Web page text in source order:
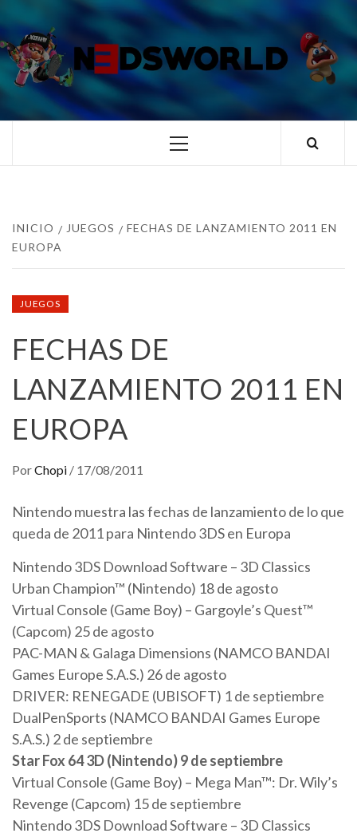
al
contenido
TUS ESPECIALISTAS EN NINTENDO
Menú
INICIO JUEGOS
FECHAS DE LANZAMIENTO 2011 EN
EUROPA
JUEGOS
FECHAS DE
LANZAMIENTO 2011 EN
EUROPA
PorChopi / 17/08/2011
Nintendo muestra las fechas de lanzamiento de lo que
queda de 2011 para Nintendo 3DS en Europa
Nintendo 3DS Download Software – 3D Classics
Urban Champion™ (Nintendo) 18 de agosto
Virtual Console (Game Boy) – Gargoyle’s Quest™
(Capcom) 25 de agosto
PAC-MAN & Galaga Dimensions (NAMCO BANDAI
Games Europe S.A.S.) 26 de agosto
DRIVER: RENEGADE (UBISOFT) 1 de septiembre
DualPenSports (NAMCO BANDAI Games Europe
S.A.S.) 2 de septiembre
Star Fox 64 3D (Nintendo) 9 de septiembre
Virtual Console (Game Boy) – Mega Man™: Dr. Wily’s
Revenge (Capcom) 15 de septiembre
Nintendo 3DS Download Software – 3D Classics